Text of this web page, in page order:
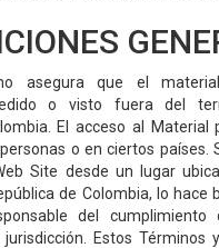
asegura que el
o visto fuera del
El acceso al Material
o en ciertos países.
Site desde un lugar
de Colombia, lo hace
del cumplimiento
Estos Términos